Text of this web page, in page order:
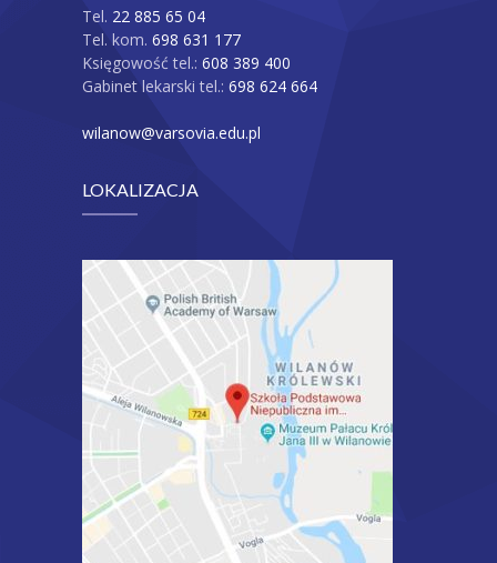
Tel. 22 885 65 04
Tel. kom. 698 631 177
Księgowość tel.: 608 389 400
Gabinet lekarski tel.: 698 624 664
wilanow@varsovia.edu.pl
LOKALIZACJA